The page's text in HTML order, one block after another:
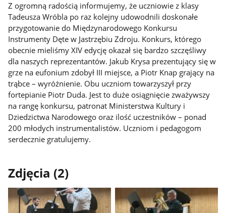
Z ogromną radością informujemy, że uczniowie z klasy
Tadeusza Wróbla po raz kolejny udowodnili doskonałe
przygotowanie do Międzynarodowego Konkursu
Instrumenty Dęte w Jastrzębiu Zdroju. Konkurs, którego
obecnie mieliśmy XIV edycję okazał się bardzo szczęśliwy
dla naszych reprezentantów. Jakub Krysa prezentujący się w
grze na eufonium zdobył III miejsce, a Piotr Knap grający na
trąbce – wyróżnienie. Obu uczniom towarzyszył przy
fortepianie Piotr Duda. Jest to duże osiągnięcie zważywszy
na rangę konkursu, patronat Ministerstwa Kultury i
Dziedzictwa Narodowego oraz ilość uczestników – ponad
200 młodych instrumentalistów. Uczniom i pedagogom
serdecznie gratulujemy.
Zdjęcia (2)